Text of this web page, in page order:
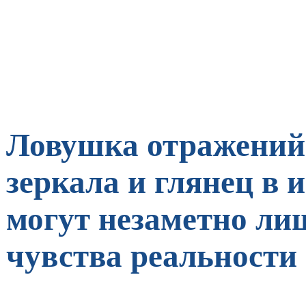
Ловушка
зеркала и глянец в
могут незаметно
чувства реальности